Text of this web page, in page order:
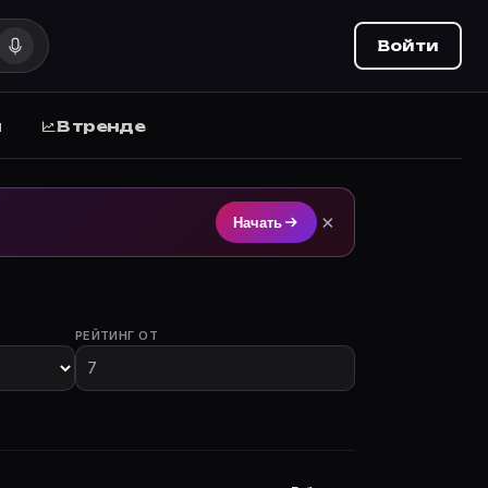
на Movie Planner (movie-planner.ru).
Войти
В тренде
Начать ×
РЕЙТИНГ ОТ